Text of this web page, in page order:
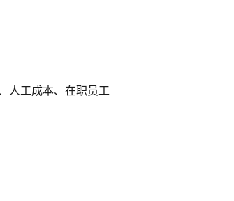
人工成本、在职员工